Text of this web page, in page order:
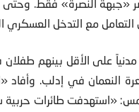
«جبهة النصرة» فقط. وحتى
مع التدخل العسكري
إلى ذلك، قتل 11 مدنياً على الأقل بينهم
في إدلب. وأفاد
«استهدفت طائرات